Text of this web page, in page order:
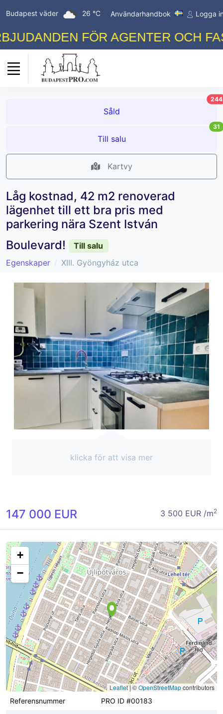
Budapest väder 26 °C Användarhandbok Logga
FÖR AGENTER OCH
Såld
244
Till salu
31
Kartvy
Låg kostnad, 42 m2 renoverad
lägenhet till ett bra pris med
parkering nära Szent István
Boulevard!
Till salu
Egenskaper
XIII. Gyöngyház utca
klicka för att visa mer
147 000 EUR 3 500 EUR /m2
+
−
Leaflet|©OpenStreetMapcontributors
Referensnummer
PRO ID #00183